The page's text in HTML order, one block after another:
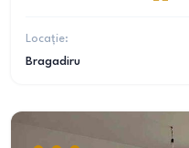
Locație:
Bragadiru